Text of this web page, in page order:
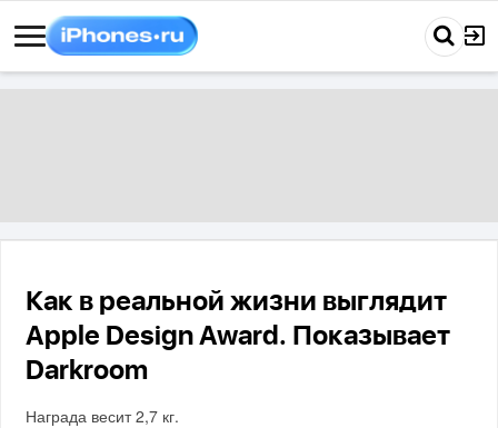
Как в реальной жизни выглядит
Apple Design Award. Показывает
Darkroom
Награда весит 2,7 кг.